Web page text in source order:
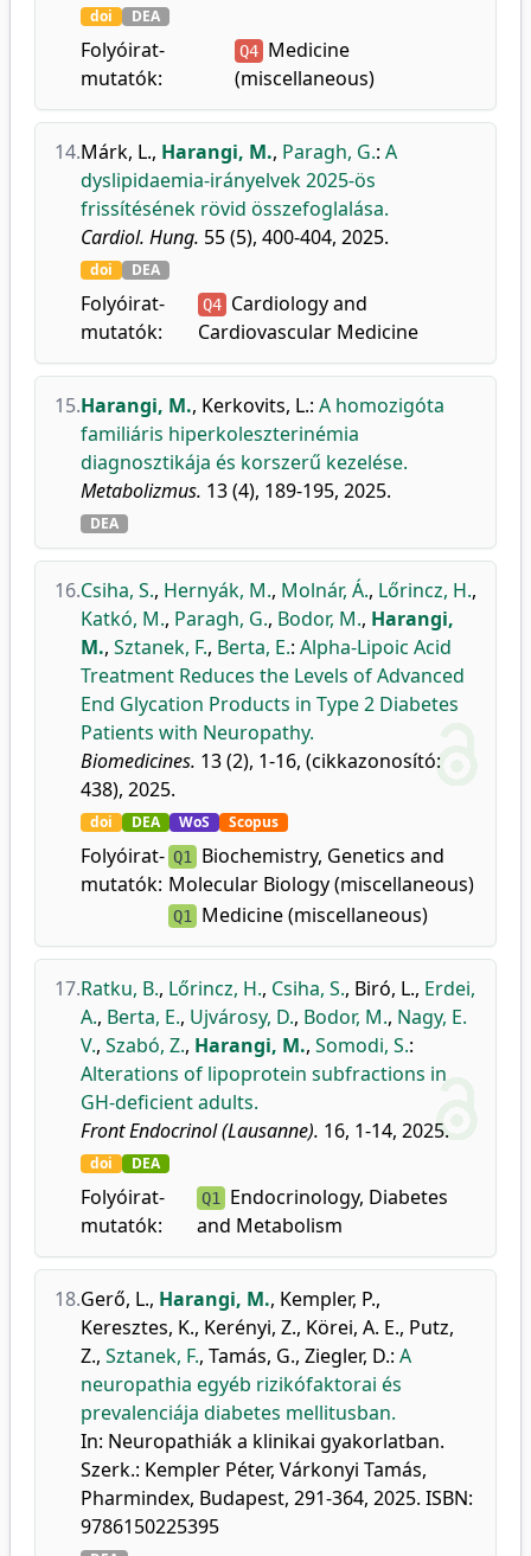
doi DEA
Folyóirat-
mutatók:
Q4 Medicine
(miscellaneous)
14.Márk, L., Harangi, M., Paragh, G.: A
dyslipidaemia-irányelvek 2025-ös
frissítésének rövid összefoglalása.
Cardiol. Hung. 55 (5), 400-404, 2025.
doi DEA
Folyóirat-
mutatók:
Q4 Cardiology and
Cardiovascular Medicine
15.Harangi, M., Kerkovits, L.: A homozigóta
familiáris hiperkoleszterinémia
diagnosztikája és korszerű kezelése.
Metabolizmus. 13 (4), 189-195, 2025.
DEA
16.Csiha, S., Hernyák, M., Molnár, Á., Lőrincz, H.,
Katkó, M., Paragh, G., Bodor, M., Harangi,
M., Sztanek, F., Berta, E.: Alpha-Lipoic Acid
Treatment Reduces the Levels of Advanced
End Glycation Products in Type 2 Diabetes
Patients with Neuropathy.
Biomedicines. 13 (2), 1-16, (cikkazonosító:
438), 2025.
doi DEA WoS Scopus
Folyóirat-
mutatók:
Q1 Biochemistry, Genetics and
Molecular Biology (miscellaneous)
Q1 Medicine (miscellaneous)
17.Ratku, B., Lőrincz, H., Csiha, S., Biró, L., Erdei,
A., Berta, E., Ujvárosy, D., Bodor, M., Nagy, E.
V., Szabó, Z., Harangi, M., Somodi, S.:
Alterations of lipoprotein subfractions in
GH-deficient adults.
Front Endocrinol (Lausanne). 16, 1-14, 2025.
doi DEA
Folyóirat-
mutatók:
Q1 Endocrinology, Diabetes
and Metabolism
18.Gerő, L., Harangi, M., Kempler, P.,
Keresztes, K., Kerényi, Z., Körei, A. E., Putz,
Z., Sztanek, F., Tamás, G., Ziegler, D.: A
neuropathia egyéb rizikófaktorai és
prevalenciája diabetes mellitusban.
In: Neuropathiák a klinikai gyakorlatban.
Szerk.: Kempler Péter, Várkonyi Tamás,
Pharmindex, Budapest, 291-364, 2025. ISBN:
9786150225395